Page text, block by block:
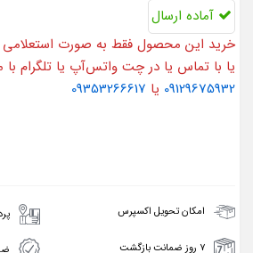
آماده ارسال
خرید این محصول فقط به صورت استعلامی
یا با تماس یا در چت واتس‌آپ یا تلگرام با
09129675932 یا 09353266617
امکان تحویل اکسپرس
۷ روز ضمانت بازگشت